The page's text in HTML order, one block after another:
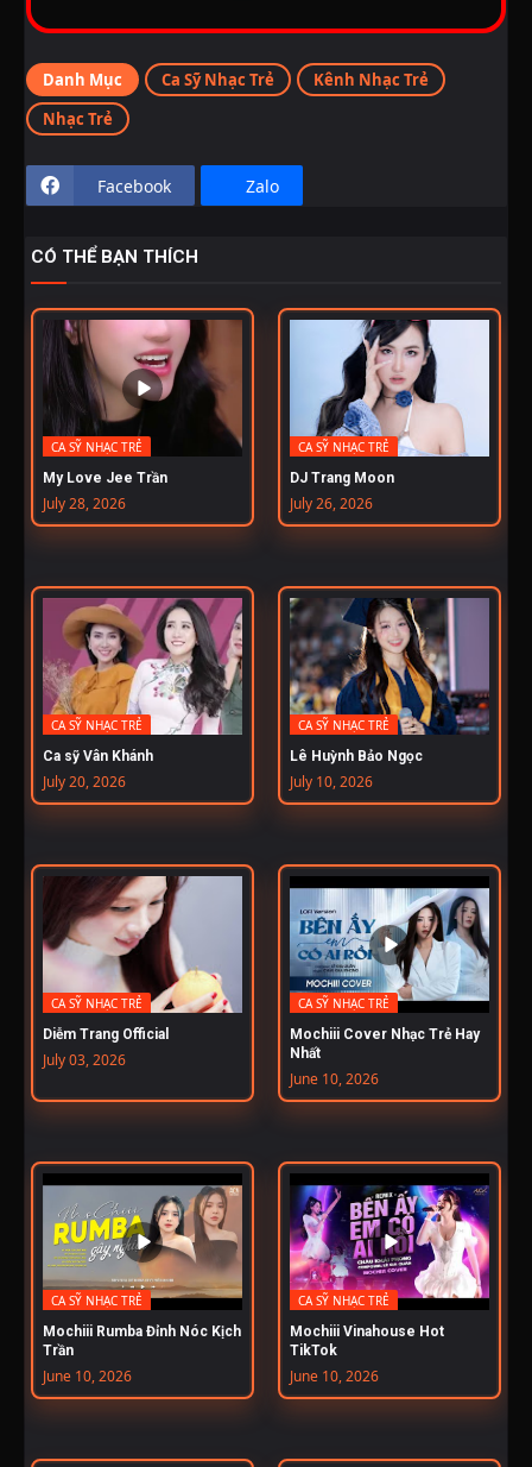
Danh Mục Ca Sỹ Nhạc Trẻ
Kênh Nhạc Trẻ
Nhạc Trẻ
Facebook Zalo
CÓ THỂ BẠN THÍCH
CA SỸ NHẠC TRẺ
My Love Jee Trần
July 28, 2026
CA SỸ NHẠC TRẺ
DJ Trang Moon
July 26, 2026
CA SỸ NHẠC TRẺ
Ca sỹ Vân Khánh
July 20, 2026
CA SỸ NHẠC TRẺ
Lê Huỳnh Bảo Ngọc
July 10, 2026
CA SỸ NHẠC TRẺ
Diễm Trang Official
July 03, 2026
CA SỸ NHẠC TRẺ
Mochiii Cover Nhạc Trẻ Hay
Nhất
June 10, 2026
CA SỸ NHẠC TRẺ
Mochiii Rumba Đỉnh Nóc Kịch
Trần
June 10, 2026
CA SỸ NHẠC TRẺ
Mochiii Vinahouse Hot
TikTok
June 10, 2026